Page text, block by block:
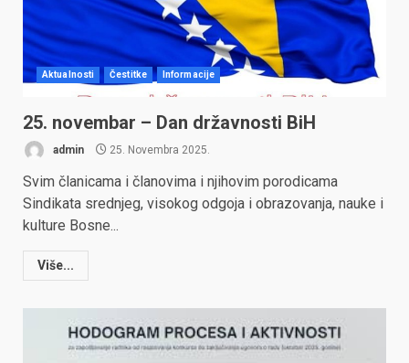
Aktualnosti Čestitke Informacije
25. novembar – Dan državnosti BiH
admin 25. Novembra 2025.
Svim članicama i članovima i njihovim porodicama
Sindikata srednjeg, visokog odgoja i obrazovanja, nauke i
kulture Bosne...
Više...